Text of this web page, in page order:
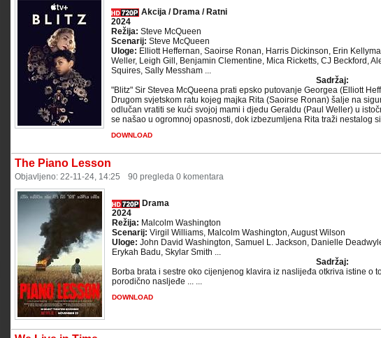
Akcija / Drama / Ratni
2024
Režija: Steve McQueen
Scenarij: Steve McQueen
Uloge: Elliott Heffernan, Saoirse Ronan, Harris Dickinson, Erin
Weller, Leigh Gill, Benjamin Clementine, Mica Ricketts, CJ Beckford,
Squires, Sally Messham ...
Sadržaj:
"Blitz" Sir Stevea McQueena prati epsko putovanje Georgea (Elliott
Drugom svjetskom ratu kojeg majka Rita (Saoirse Ronan) šalje na
odlučan vratiti se kući svojoj mami i djedu Geraldu (Paul Weller) u
se našao u ogromnoj opasnosti, dok izbezumljena Rita traži nestalog
DOWNLOAD
The Piano Lesson
Objavljeno: 22-11-24, 14:25 90 pregleda 0 komentara
Drama
2024
Režija: Malcolm Washington
Scenarij: Virgil Williams, Malcolm Washington, August Wilson
Uloge: John David Washington, Samuel L. Jackson, Danielle
Erykah Badu, Skylar Smith ...
Sadržaj:
Borba brata i sestre oko cijenjenog klavira iz naslijeđa otkriva istine o
porodično nasljeđe ... ...
DOWNLOAD